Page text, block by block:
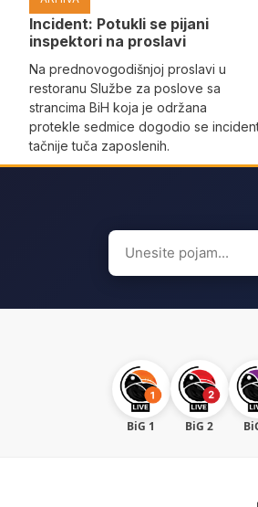
Incident: Potukli se pijani
inspektori na proslavi
Na prednovogodišnjoj proslavi u
restoranu Službe za poslove sa
strancima BiH koja je održana
protekle sedmice dogodio se
tačnije tuča zaposlenih.
Search
for:
BiG 1 BiG 2